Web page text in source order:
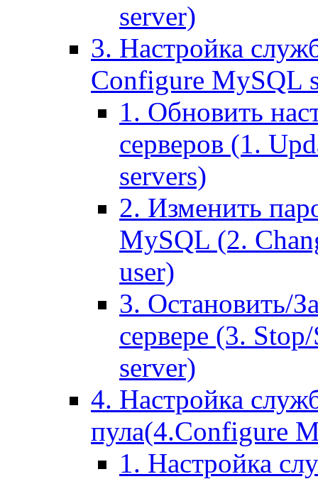
server)
3. Настройка
Configure MySQL
1. Обновить
серверов (1.
servers)
2. Изменить
MySQL (2.
user)
3. Остановить/
сервере (3.
server)
4. Настройка
пула(4.Configure
1. Настройка